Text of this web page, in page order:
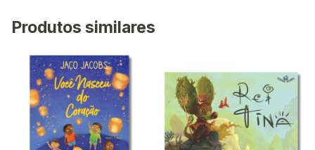
Produtos similares